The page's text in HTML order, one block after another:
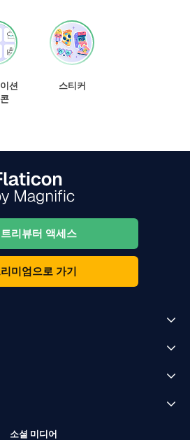
션
스티커
리뷰터 액세스
미엄으로 가기
소셜 미디어